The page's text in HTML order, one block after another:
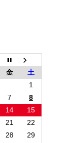
金
土
1
7
8
14
15
21
22
28
29